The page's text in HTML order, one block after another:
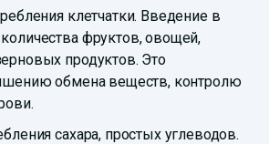
клетчатки. Введение в
фруктов, овощей,
продуктов. Это
обмена веществ, контролю
сахара, простых углеводов.